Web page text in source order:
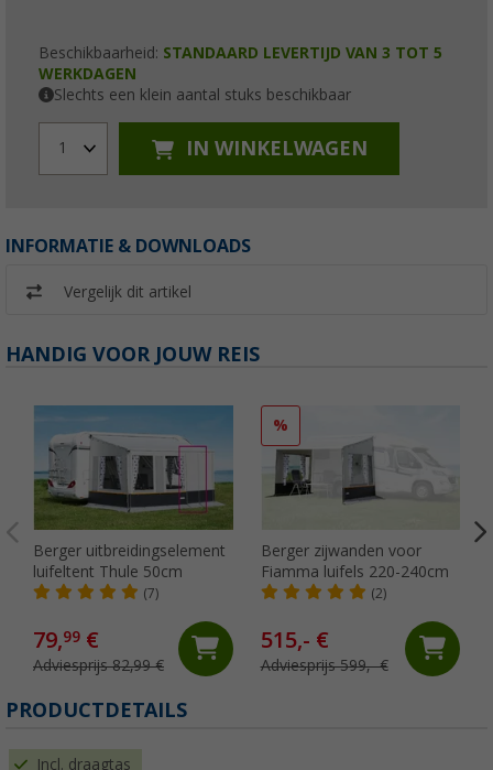
Beschikbaarheid: STANDAARD LEVERTIJD VAN 3 TOT 5
WERKDAGEN
Slechts een klein aantal stuks beschikbaar
1 IN WINKELWAGEN
INFORMATIE & DOWNLOADS
Vergelijk dit artikel
HANDIG VOOR JOUW REIS
Berger uitbreidingselement
luifeltent Thule 50cm
(7)
79,99 €
Adviesprijs 82,99 €
%
Berger zijwanden voor
Fiamma luifels 220-240cm
(2)
515,- €
Adviesprijs 599,- €
PRODUCTDETAILS
Incl. draagtas